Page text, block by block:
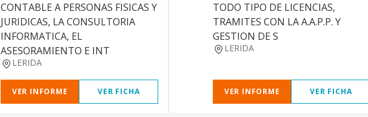
CONTABLE A PERSONAS FISICAS Y
JURIDICAS, LA CONSULTORIA
INFORMATICA, EL
ASESORAMIENTO E INT
LERIDA
VER INFORME VER FICHA
TODO TIPO DE LICENCIAS,
TRAMITES CON LA A.A.P.P. Y
GESTION DE S
LERIDA
VER INFORME VER FICHA